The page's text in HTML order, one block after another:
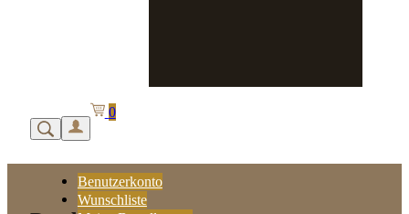
Benutzerkonto
Wunschliste
0